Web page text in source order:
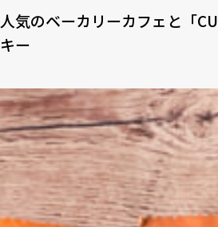
人気のベーカリーカフェと「
キー